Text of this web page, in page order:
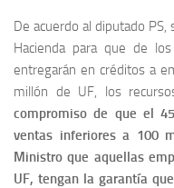
De acuerdo al diputado
Hacienda para que de
entregarán en créditos a
millón de UF, los
compromiso de que el
ventas inferiores a 100
Ministro que aquellas
UF, tengan la garantía